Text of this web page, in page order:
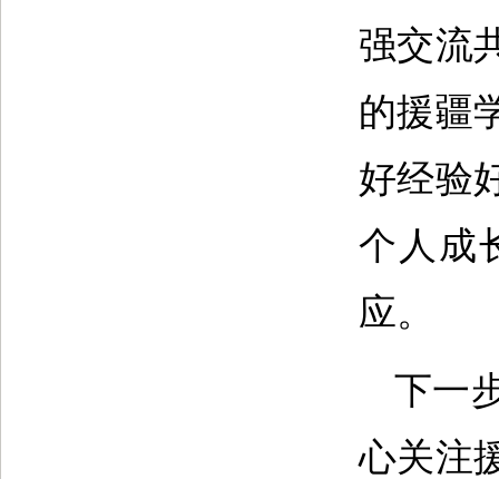
强交流
的援疆
好经验
个人成
应。
下一
心关注